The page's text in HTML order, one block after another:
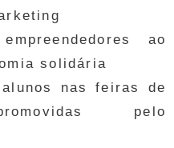
ao
solidária
nas feiras de
pelo